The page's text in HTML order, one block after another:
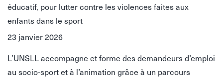
éducatif, pour lutter contre les violences faites aux
enfants dans le sport
23 janvier 2026
L’UNSLL accompagne et forme des demandeurs d’emploi
au socio-sport et à l’animation grâce à un parcours